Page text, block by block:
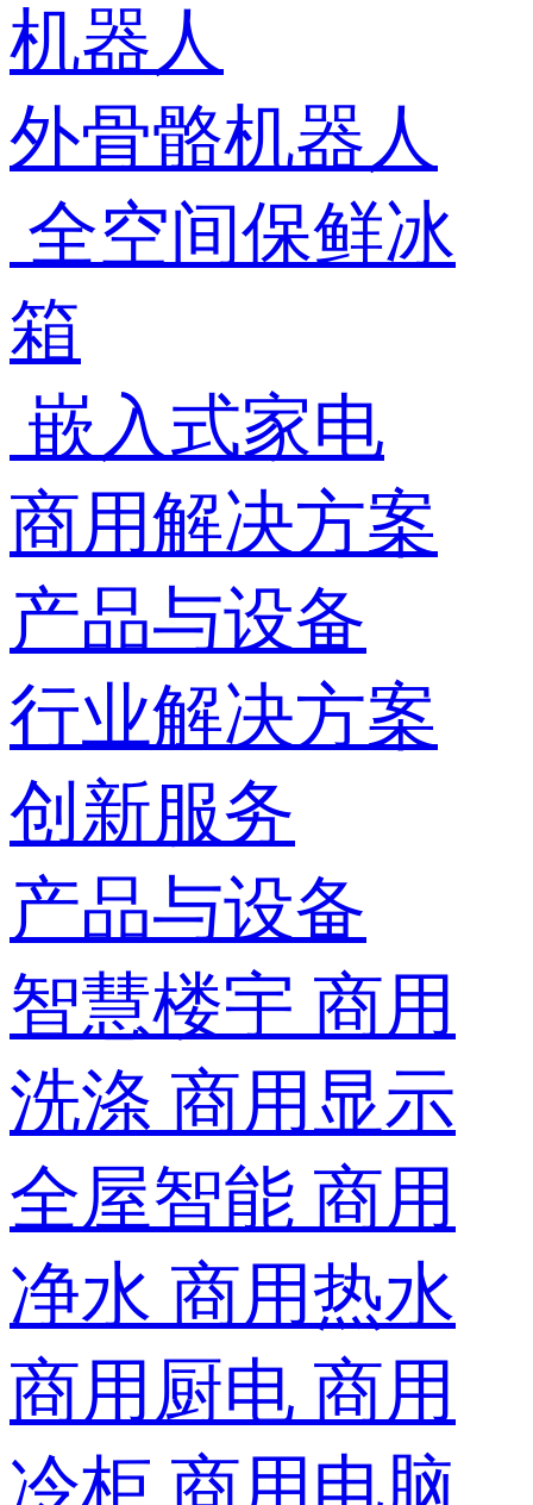
机器人
外骨骼机器人
全空间保鲜冰
箱
嵌入式家电
商用解决方案
产品与设备
行业解决方案
创新服务
产品与设备
智慧楼宇 商用
洗涤 商用显示
全屋智能 商用
净水 商用热水
商用厨电 商用
冷柜 商用电脑